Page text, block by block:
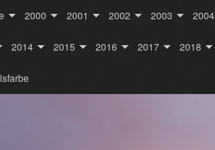
2000 2001 2002 2003 2004
2014 2015 2016 2017 2018